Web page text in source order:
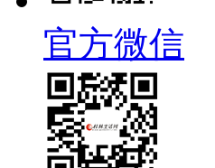
官方微信